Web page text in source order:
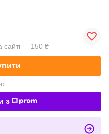
сайті — 150 ₴
з